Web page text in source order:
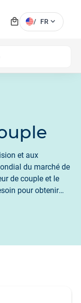
local_mall / FR expand_more
et aux
du marché de
de couple et le
pour obtenir